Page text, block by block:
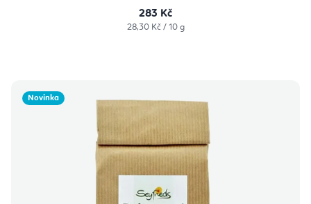
283 Kč
Měrná
28,30 Kč / 10 g
Novinka